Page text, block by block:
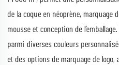
de la coque en néoprène, marquage
mousse et conception de
parmi diverses couleurs
et des options de marquage de logo,